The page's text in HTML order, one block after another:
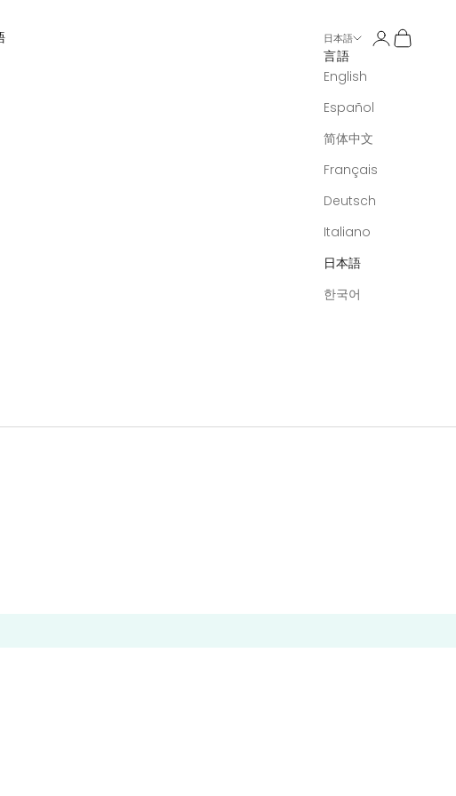
日本語
言語
English
Español
简体中文
Français
Deutsch
Italiano
日本語
한국어
アカウント
カートを